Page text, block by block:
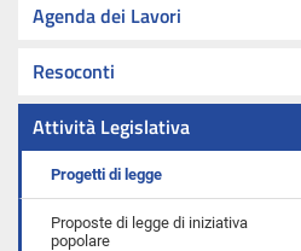
Agenda dei Lavori
Resoconti
Attività Legislativa
Progetti di legge
Proposte di legge di iniziativa
popolare